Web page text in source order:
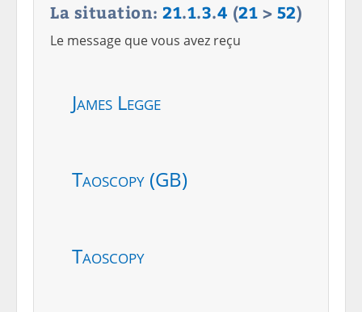
La situation: 21.1.3.4 (21 > 52)
Le message que vous avez reçu
James Legge
Taoscopy (GB)
Taoscopy